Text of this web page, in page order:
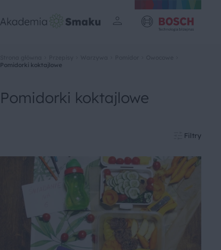
Pomidorki koktajlowe
Pomidorki koktajlowe
Filtry